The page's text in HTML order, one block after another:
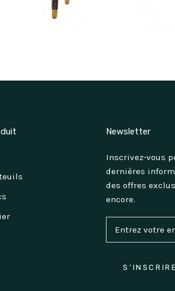
Newsletter
Inscrivez-vous
dernières
des offres
encore.
S'INSCRIRE